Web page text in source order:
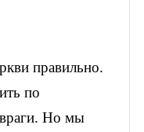
правильно.
по
Но мы